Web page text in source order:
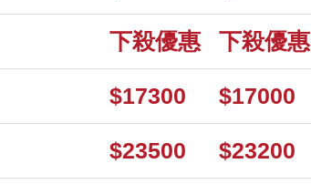
下殺優惠 下殺優惠
$17300 $17000
$23500 $23200